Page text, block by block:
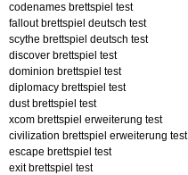
codenames brettspiel test
fallout brettspiel deutsch test
scythe brettspiel deutsch test
discover brettspiel test
dominion brettspiel test
diplomacy brettspiel test
dust brettspiel test
xcom brettspiel erweiterung test
civilization brettspiel erweiterung test
escape brettspiel test
exit brettspiel test